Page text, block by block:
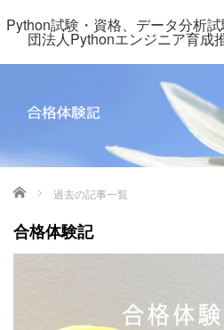
Python試験・資格、データ分析
団法人Pythonエンジニア育成
ホーム 過去の記事一覧
合格体験記